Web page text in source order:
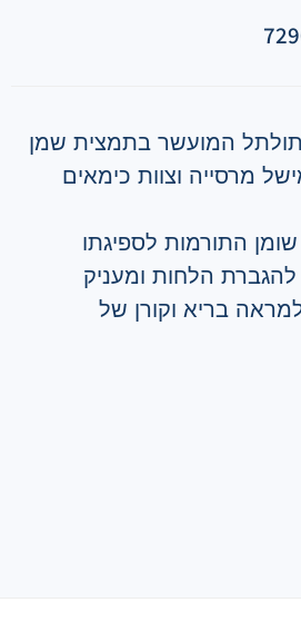
המועשר בתמצית שמן
מרסייה וצוות כימאים
התורמות לספיגתו
הלחות ומעניק
בריא וקורן של